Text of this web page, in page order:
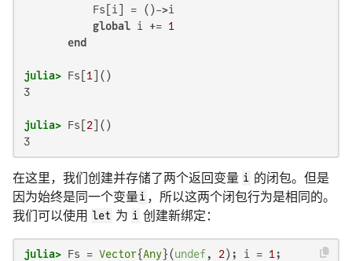
           Fs[i] = ()->i
global i += 1
end
julia> Fs[ 1
3
julia> Fs[ 2
3
在这里，我们创建并存储了两个返回变量 i 的闭包。但是
因为始终是同一个变量i ，所以这两个闭包行为是相同的。
我们可以使用
let 为 i 创建新绑定：
julia> Fs = Vector{Any}(undef, 2); i = 1